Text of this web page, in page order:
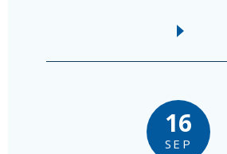
16
SEP